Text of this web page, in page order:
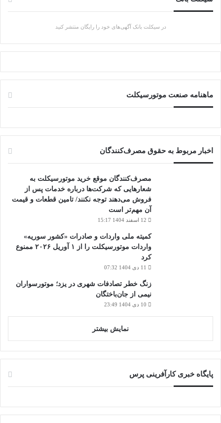
در سیکلت بانک آگهی‌های خود را رایگان منتشر کنید
ماهنامه صنعت موتورسیکلت
اخبار مربوط به حقوق مصرف‌کنندگان
مصرف‌کنندگان موقع خرید موتورسیکلت به
شعارهایی که شرکت‌ها درباره خدمات پس از
فروش می‌دهند توجه نکنند/ تامین قطعات و قیمت
آن مهم‌تر است
12 اسفند 1404 15:17
کمیته ملی واردات و صادرات «کشور سوریه»
واردات موتورسیکلت را از ۱ آوریل ۲۰۲۶ ممنوع
کرد
11 دی 1404 07:32
زنگ خطر تصادفات شهری در یزد؛ موتورسواران
نیمی از جان‌باختگان
10 دی 1404 23:49
نمایش بیشتر
پایگاه خبری کارآفرینی پرس